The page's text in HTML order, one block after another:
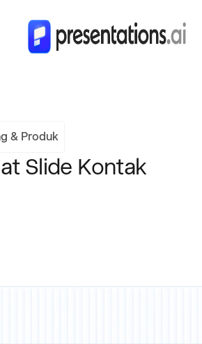
& Produk
Slide Kontak